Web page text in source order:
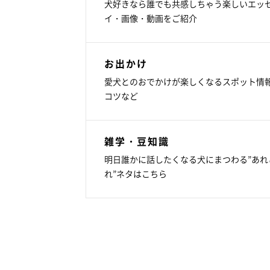
犬好きなら誰でも共感しちゃう楽しいエッ
イ・画像・動画をご紹介
お出かけ
愛犬とのおでかけが楽しくなるスポット情
コツなど
雑学・豆知識
明日誰かに話したくなる犬にまつわる”あ
れ”ネタはこちら